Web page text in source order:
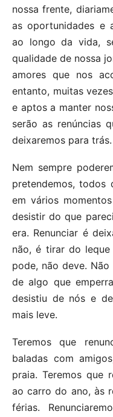
nossa frente,
as oportunidades e
ao longo da vida,
qualidade de nossa
amores que nos
entanto, muitas
e aptos a manter
serão as renúncias
deixaremos para trás.
Nem sempre
pretendemos, todos
em vários
desistir do que
era. Renunciar é
não, é tirar do
pode, não deve.
de algo que
desistiu de nós e
mais leve.
Teremos que
baladas com
praia. Teremos que
ao carro do ano, às
férias.